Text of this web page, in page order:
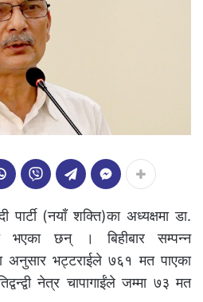
पार्टी (नयाँ शक्ति)का अध्यक्षमा डा.
भएका छन् । बिहीबार सम्पन्न
अनुसार भट्टराईले ७६१ मत पाएका
नेत्र चापागाईंले जम्मा ७३ मत